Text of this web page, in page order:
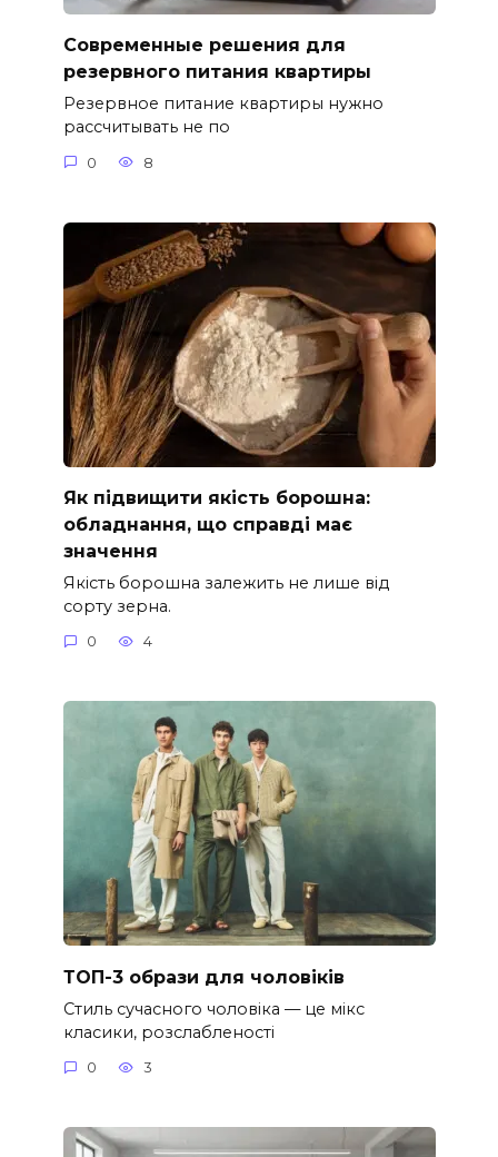
Современные решения для
резервного питания квартиры
Резервное питание квартиры нужно
рассчитывать не по
0 8
Як підвищити якість борошна:
обладнання, що справді має
значення
Якість борошна залежить не лише від
сорту зерна.
0 4
ТОП-3 образи для чоловіків
Стиль сучасного чоловіка — це мікс
класики, розслабленості
0 3